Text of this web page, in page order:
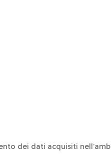
dei dati acquisiti